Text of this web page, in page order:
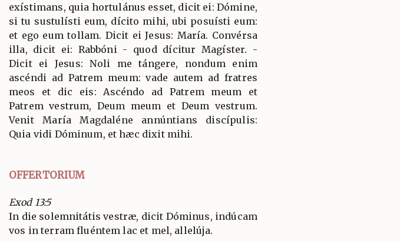
exístimans, quia hortulánus esset, dicit ei: Dómine,
si tu sustulísti eum, dícito mihi, ubi posuísti eum:
et ego eum tollam. Dicit ei Jesus: María. Convérsa
illa, dicit ei: Rabbóni - quod dícitur Magíster. -
Dicit ei Jesus: Noli me tángere, nondum enim
ascéndi ad Patrem meum: vade autem ad fratres
meos et dic eis: Ascéndo ad Patrem meum et
Patrem vestrum, Deum meum et Deum vestrum.
Venit María Magdaléne annúntians discípulis:
Quia vidi Dóminum, et hæc dixit mihi.
OFFERTORIUM
Exod 13:5
In die solemnitátis vestræ, dicit Dóminus, indúcam
vos in terram fluéntem lac et mel, allelúja.